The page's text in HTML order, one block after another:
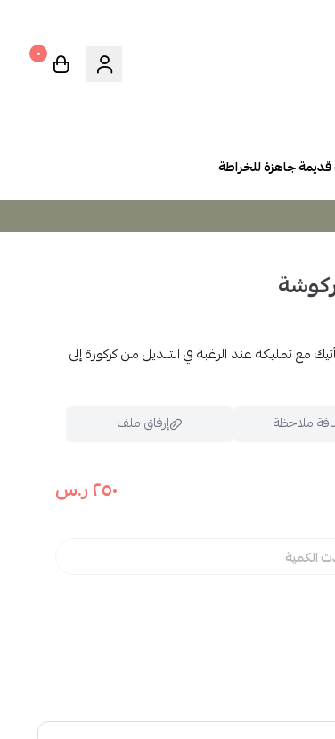
٠
جاهزة للخراطة
تمليكة عند الرغبة في التبديل من كركورة إلى
ملاحظة إرفاق ملف
٢٥٠ ر.س
الكمية